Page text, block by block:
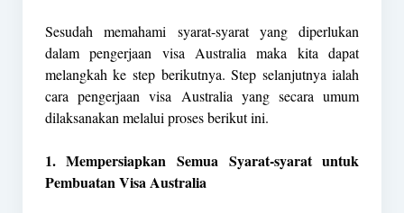
Sesudah memahami syarat-syarat yang diperlukan
dalam pengerjaan visa Australia maka kita dapat
melangkah ke step berikutnya. Step selanjutnya ialah
cara pengerjaan visa Australia yang secara umum
dilaksanakan melalui proses berikut ini.
1. Mempersiapkan Semua Syarat-syarat untuk
Pembuatan Visa Australia